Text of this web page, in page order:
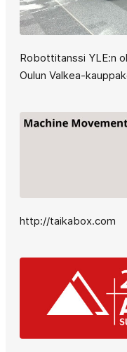
Robottitanssi YLE:n
Oulun Valkea-
http://taikabox.com